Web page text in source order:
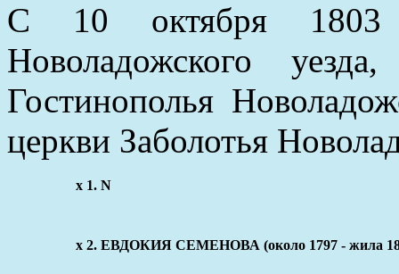
С 10 октября 1803
Новоладожского
Гостинополья
церкви Заболотья
x 1. N
x 2. ЕВДОКИЯ СЕМЕНОВА (около 1797 - жила